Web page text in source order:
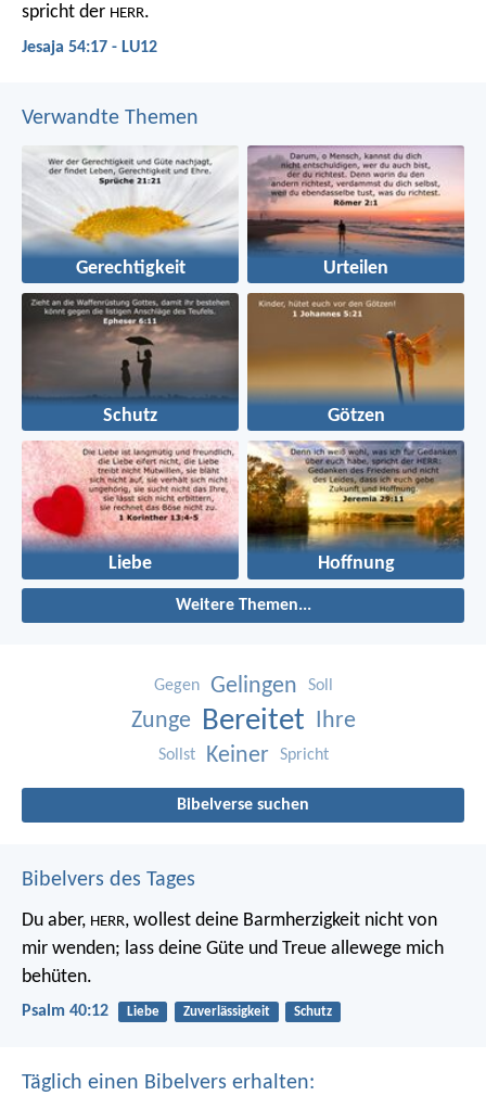
spricht der HERR.
Jesaja 54:17 - LU12
Verwandte Themen
Gerechtigkeit Urteilen
Schutz Götzen
Liebe Hoffnung
Weitere Themen...
Gegen Gelingen Soll
Zunge Bereitet Ihre
Sollst Keiner Spricht
Bibelverse suchen
Bibelvers des Tages
Du aber, HERR, wollest deine Barmherzigkeit nicht von
mir wenden; lass deine Güte und Treue allewege mich
behüten.
Psalm 40:12 Liebe Zuverlässigkeit Schutz
Täglich einen Bibelvers erhalten: